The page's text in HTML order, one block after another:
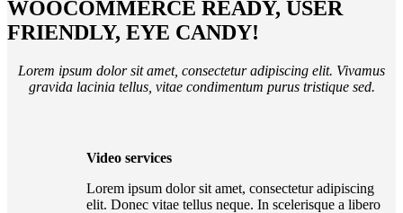
WOOCOMMERCE READY, USER
FRIENDLY, EYE CANDY!
Lorem ipsum dolor sit amet, consectetur adipiscing elit. Vivamus
gravida lacinia tellus, vitae condimentum purus tristique sed.
Video services
Lorem ipsum dolor sit amet, consectetur adipiscing
elit. Donec vitae tellus neque. In scelerisque a libero